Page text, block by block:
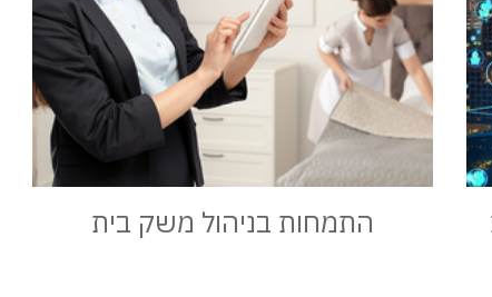
התמחות בניהול משק בית